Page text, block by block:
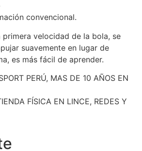
convencional.
primera velocidad de la bola, se
suavemente en lugar de
es más fácil de aprender.
PERÚ, MAS DE 10 AÑOS EN
FÍSICA EN LINCE, REDES Y